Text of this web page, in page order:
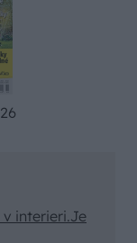
interieri.Je